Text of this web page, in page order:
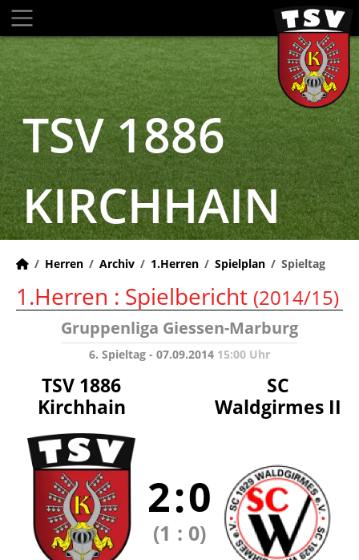
TSV 1886
KIRCHHAIN
Herren Archiv 1.Herren Spielplan Spieltag
1.Herren : Spielbericht (2014/15)
Gruppenliga Giessen-Marburg
6. Spieltag - 07.09.2014 15:00 Uhr
TSV 1886
Kirchhain
SC
Waldgirmes II
2:0
(1 : 0)